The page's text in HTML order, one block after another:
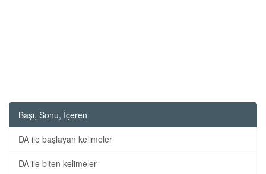
Başı, Sonu, İçeren
DA ile başlayan kelimeler
DA ile biten kelimeler